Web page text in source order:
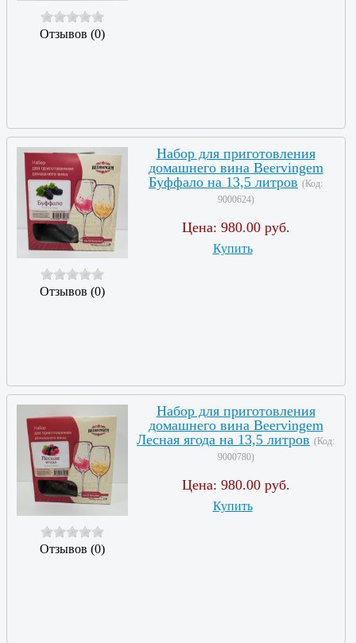
Отзывов (0)
Отзывов (0)
Набор для приготовления
домашнего вина Beervingem
Буффало на 13,5 литров (Код:
9000624)
Цена: 980.00 руб.
Купить
Отзывов (0)
Набор для приготовления
домашнего вина Beervingem
Лесная ягода на 13,5 литров (Код:
9000780)
Цена: 980.00 руб.
Купить